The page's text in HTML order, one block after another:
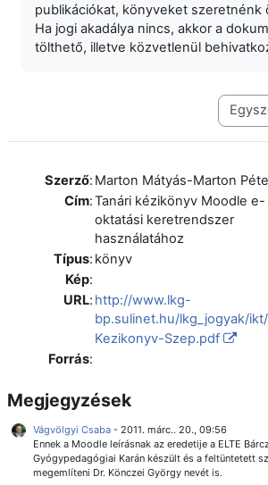
publikációkat, könyveket szeretnénk
Ha jogi akadálya nincs, akkor a
tölthető, illetve közvetlenül
Szerző: Marton Mátyás-Marton
Cím:Tanári kézikönyv Moodle e-
oktatási keretrendszer
használatához
Típus: könyv
Kép:
URL: http://www.lkg-
bp.sulinet.hu/lkg_jogyak/
Kezikonyv-Szep.pdf
Forrás:
Megjegyzések
Vágvölgyi Csaba -2011. márc.. 20., 09:56
Ennek a Moodle leírásnak az eredetije a ELTE
Gyógypedagógiai Karán készült és a feltüntetett
megemlíteni Dr. Könczei György nevét is.